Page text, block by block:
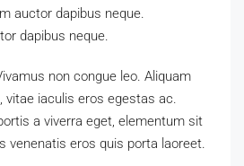
auctor dapibus neque.
dapibus neque.
non congue leo. Aliquam
vitae iaculis eros egestas ac.
a viverra eget, elementum sit
venenatis eros quis porta laoreet.